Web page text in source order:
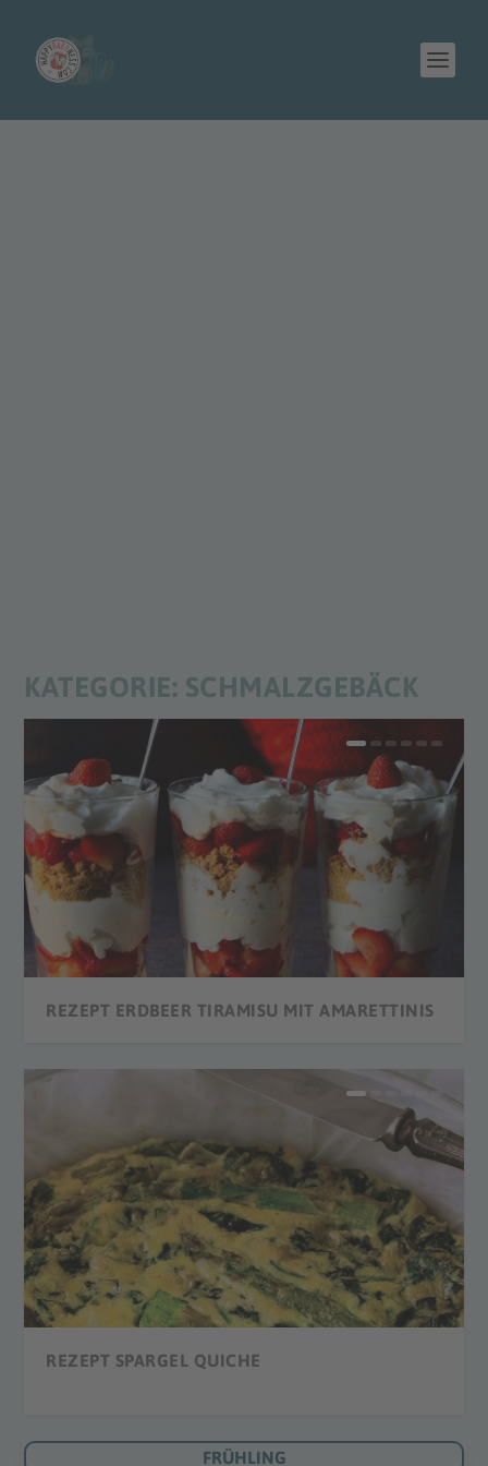
KATEGORIE: SCHMALZGEBÄCK
REZEPT ERDBEER TIRAMISU MIT AMARETTINIS
REZEPT SPARGEL QUICHE
FRÜHLING